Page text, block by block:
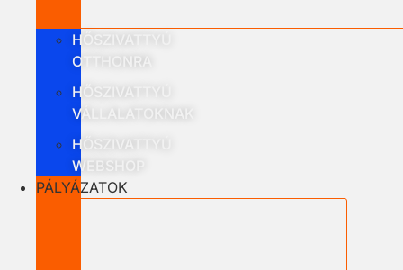
HŐSZIVATTYÚ
OTTHONRA
HŐSZIVATTYÚ
VÁLLALATOKNAK
HŐSZIVATTYÚ
WEBSHOP
PÁLYÁZATOK